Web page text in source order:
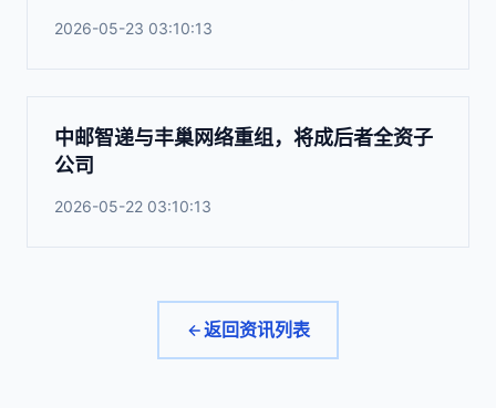
2026-05-23 03:10:13
中邮智递与丰巢网络重组，将成后者全资子
公司
2026-05-22 03:10:13
返回资讯列表